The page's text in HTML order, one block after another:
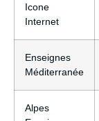
Icone
Internet
Enseignes
Méditerranée
Alpes